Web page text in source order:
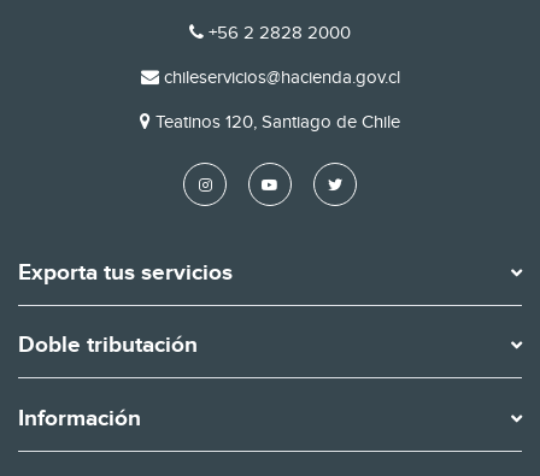
TELÉFONO
+56 2 2828 2000
EMAIL
chileservicios@hacienda.gov.cl
DIRECCIÓN
Teatinos 120, Santiago de Chile
Exporta tus servicios
Doble tributación
Información